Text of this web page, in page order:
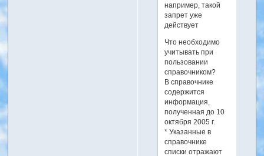
например, такой
запрет уже
действует
Что необходимо
учитывать при
пользовании
справочником?
В справочнике
содержится
информация,
полученная до 10
октября 2005 г.
* Указанные в
справочнике
списки отражают